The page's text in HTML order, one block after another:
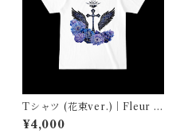
Tシャツ (花束ver.)｜Fleur T
entation
¥4,000